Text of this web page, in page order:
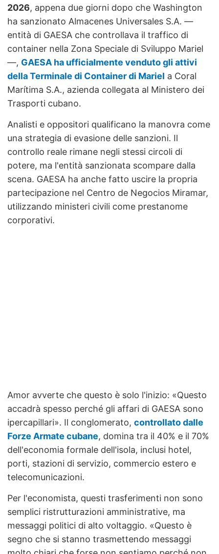
2026, appena due giorni dopo che Washington
ha sanzionato Almacenes Universales S.A. —
entità di GAESA che controllava il traffico di
container nella Zona Speciale di Sviluppo Mariel
—, GAESA ha ufficialmente venduto gli attivi
della Terminale di Container di Mariel a Coral
Marítima S.A., azienda collegata al Ministero dei
Trasporti cubano.
Analisti e oppositori qualificano la manovra come
una strategia di evasione delle sanzioni. Il
controllo reale rimane negli stessi circoli di
potere, ma l'entità sanzionata scompare dalla
scena. GAESA ha anche fatto uscire la propria
partecipazione nel Centro de Negocios Miramar,
utilizzando ministeri civili come prestanome
corporativi.
Amor avverte che questo è solo l'inizio: «Questo
accadrà spesso perché gli affari di GAESA sono
ipercapillari». Il conglomerato, controllato dalle
Forze Armate cubane, domina tra il 40% e il 70%
dell'economia formale dell'isola, inclusi hotel,
porti, stazioni di servizio, commercio estero e
telecomunicazioni.
Per l'economista, questi trasferimenti non sono
semplici ristrutturazioni amministrative, ma
messaggi politici di alto voltaggio. «Questo è
segno che si stanno trasmettendo messaggi